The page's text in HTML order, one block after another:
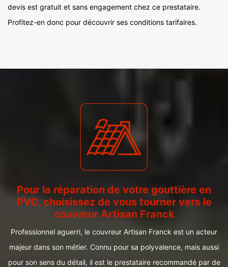
devis est gratuit et sans engagement chez ce prestataire.
Profitez-en donc pour découvrir ses conditions tarifaires.
Pour la réparation de votre gouttière en
PVC, choisissez de vous tourner vers le
couvreur Artisan Franck
Professionnel aguerri, le couvreur Artisan Franck est un acteur
majeur dans son métier. Connu pour sa polyvalence, mais aussi
pour son sens du détail, il est le prestataire recommandé par de